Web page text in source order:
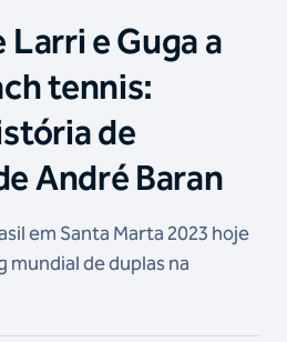
Larri e Guga a
tennis:
de
André Baran
em Santa Marta 2023 hoje
mundial de duplas na